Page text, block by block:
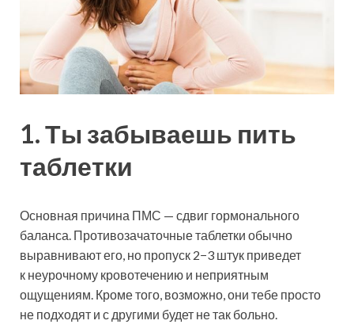
1. Ты забываешь пить
таблетки
Основная причина ПМС — сдвиг гормонального
баланса. Противозачаточные таблетки обычно
выравнивают его, но пропуск 2−3 штук приведет
к неурочному кровотечению и неприятным
ощущениям. Кроме того, возможно, они тебе просто
не подходят и с другими будет не так больно.